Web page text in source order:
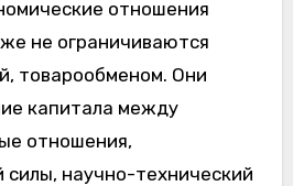
отношения
не ограничиваются
товарообменом. Они
капитала между
отношения,
научно-технический